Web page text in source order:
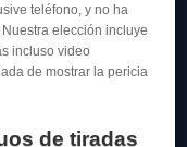
teléfono, y no ha
elección incluye
incluso video
de mostrar la pericia
de tiradas